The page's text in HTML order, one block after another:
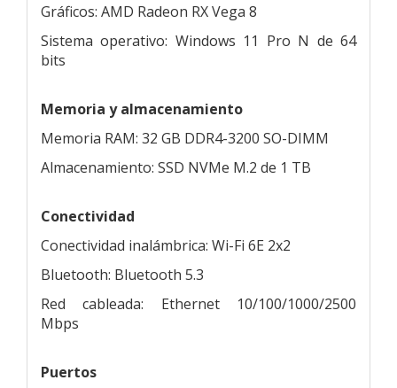
Gráficos: AMD Radeon RX Vega 8
Sistema operativo: Windows 11 Pro N de 64
bits
Memoria y almacenamiento
Memoria RAM: 32 GB DDR4-3200 SO-DIMM
Almacenamiento: SSD NVMe M.2 de 1 TB
Conectividad
Conectividad inalámbrica: Wi-Fi 6E 2x2
Bluetooth: Bluetooth 5.3
Red cableada: Ethernet 10/100/1000/2500
Mbps
Puertos